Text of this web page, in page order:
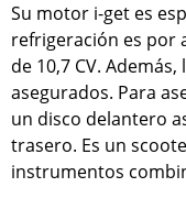
Su motor i-get es
refrigeración es por
de 10,7 CV.
asegurados. Para
un disco delantero
trasero. Es un
instrumentos